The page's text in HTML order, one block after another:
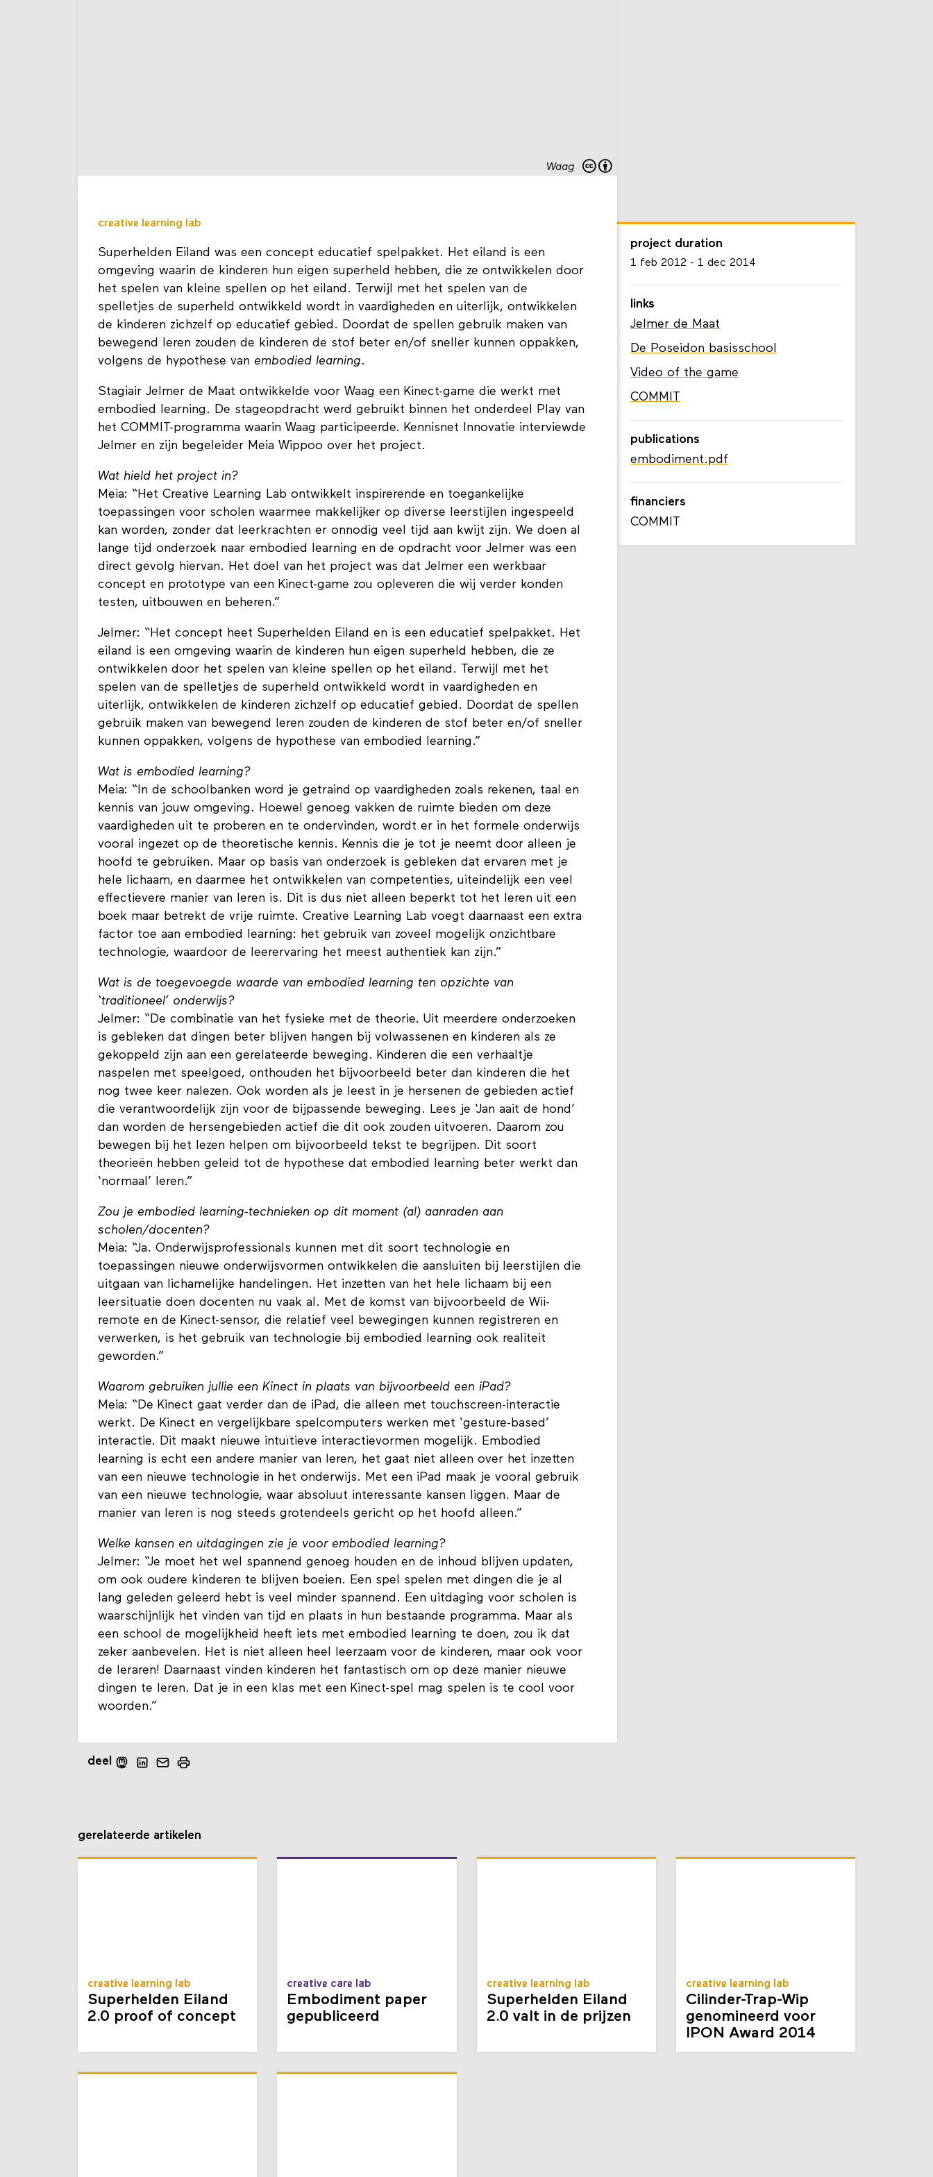
Waag
creative learning lab
Superhelden Eiland was een concept educatief spelpakket. Het eiland is een
omgeving waarin de kinderen hun eigen superheld hebben, die ze ontwikkelen door
het spelen van kleine spellen op het eiland. Terwijl met het spelen van de
spelletjes de superheld ontwikkeld wordt in vaardigheden en uiterlijk, ontwikkelen
de kinderen zichzelf op educatief gebied. Doordat de spellen gebruik maken van
bewegend leren zouden de kinderen de stof beter en/of sneller kunnen oppakken,
volgens de hypothese van embodied learning.
Stagiair Jelmer de Maat ontwikkelde voor Waag een Kinect-game die werkt met
embodied learning. De stageopdracht werd gebruikt binnen het onderdeel Play van
het COMMIT-programma waarin Waag participeerde. Kennisnet Innovatie interviewde
Jelmer en zijn begeleider Meia Wippoo over het project.
Wat hield het project in?
Meia: “Het Creative Learning Lab ontwikkelt inspirerende en toegankelijke
toepassingen voor scholen waarmee makkelijker op diverse leerstijlen ingespeeld
kan worden, zonder dat leerkrachten er onnodig veel tijd aan kwijt zijn. We doen al
lange tijd onderzoek naar embodied learning en de opdracht voor Jelmer was een
direct gevolg hiervan. Het doel van het project was dat Jelmer een werkbaar
concept en prototype van een Kinect-game zou opleveren die wij verder konden
testen, uitbouwen en beheren.”
Jelmer: “Het concept heet Superhelden Eiland en is een educatief spelpakket. Het
eiland is een omgeving waarin de kinderen hun eigen superheld hebben, die ze
ontwikkelen door het spelen van kleine spellen op het eiland. Terwijl met het
spelen van de spelletjes de superheld ontwikkeld wordt in vaardigheden en
uiterlijk, ontwikkelen de kinderen zichzelf op educatief gebied. Doordat de spellen
gebruik maken van bewegend leren zouden de kinderen de stof beter en/of sneller
kunnen oppakken, volgens de hypothese van embodied learning.”
Wat is embodied learning?
Meia: “In de schoolbanken word je getraind op vaardigheden zoals rekenen, taal en
kennis van jouw omgeving. Hoewel genoeg vakken de ruimte bieden om deze
vaardigheden uit te proberen en te ondervinden, wordt er in het formele onderwijs
vooral ingezet op de theoretische kennis. Kennis die je tot je neemt door alleen je
hoofd te gebruiken. Maar op basis van onderzoek is gebleken dat ervaren met je
hele lichaam, en daarmee het ontwikkelen van competenties, uiteindelijk een veel
effectievere manier van leren is. Dit is dus niet alleen beperkt tot het leren uit een
boek maar betrekt de vrije ruimte. Creative Learning Lab voegt daarnaast een extra
factor toe aan embodied learning: het gebruik van zoveel mogelijk onzichtbare
technologie, waardoor de leerervaring het meest authentiek kan zijn.”
Wat is de toegevoegde waarde van embodied learning ten opzichte van
‘traditioneel’ onderwijs?
Jelmer: “De combinatie van het fysieke met de theorie. Uit meerdere onderzoeken
is gebleken dat dingen beter blijven hangen bij volwassenen en kinderen als ze
gekoppeld zijn aan een gerelateerde beweging. Kinderen die een verhaaltje
naspelen met speelgoed, onthouden het bijvoorbeeld beter dan kinderen die het
nog twee keer nalezen. Ook worden als je leest in je hersenen de gebieden actief
die verantwoordelijk zijn voor de bijpassende beweging. Lees je ‘Jan aait de hond’
dan worden de hersengebieden actief die dit ook zouden uitvoeren. Daarom zou
bewegen bij het lezen helpen om bijvoorbeeld tekst te begrijpen. Dit soort
theorieën hebben geleid tot de hypothese dat embodied learning beter werkt dan
‘normaal’ leren.”
Zou je embodied learning-technieken op dit moment (al) aanraden aan
scholen/docenten?
Meia: “Ja. Onderwijsprofessionals kunnen met dit soort technologie en
toepassingen nieuwe onderwijsvormen ontwikkelen die aansluiten bij leerstijlen die
uitgaan van lichamelijke handelingen. Het inzetten van het hele lichaam bij een
leersituatie doen docenten nu vaak al. Met de komst van bijvoorbeeld de Wii-
remote en de Kinect-sensor, die relatief veel bewegingen kunnen registreren en
verwerken, is het gebruik van technologie bij embodied learning ook realiteit
geworden.”
Waarom gebruiken jullie een Kinect in plaats van bijvoorbeeld een iPad?
Meia: “De Kinect gaat verder dan de iPad, die alleen met touchscreen-interactie
werkt. De Kinect en vergelijkbare spelcomputers werken met ‘gesture-based’
interactie. Dit maakt nieuwe intuïtieve interactievormen mogelijk. Embodied
learning is echt een andere manier van leren, het gaat niet alleen over het inzetten
van een nieuwe technologie in het onderwijs. Met een iPad maak je vooral gebruik
van een nieuwe technologie, waar absoluut interessante kansen liggen. Maar de
manier van leren is nog steeds grotendeels gericht op het hoofd alleen.”
Welke kansen en uitdagingen zie je voor embodied learning?
Jelmer: “Je moet het wel spannend genoeg houden en de inhoud blijven updaten,
om ook oudere kinderen te blijven boeien. Een spel spelen met dingen die je al
lang geleden geleerd hebt is veel minder spannend. Een uitdaging voor scholen is
waarschijnlijk het vinden van tijd en plaats in hun bestaande programma. Maar als
een school de mogelijkheid heeft iets met embodied learning te doen, zou ik dat
zeker aanbevelen. Het is niet alleen heel leerzaam voor de kinderen, maar ook voor
de leraren! Daarnaast vinden kinderen het fantastisch om op deze manier nieuwe
dingen te leren. Dat je in een klas met een Kinect-spel mag spelen is te cool voor
woorden.”
deel
project duration
1 feb 2012 - 1 dec 2014
links
Jelmer de Maat
De Poseidon basisschool
Video of the game
COMMIT
publications
embodiment.pdf
financiers
COMMIT
gerelateerde artikelen
creative learning lab
Superhelden Eiland
2.0 proof of concept
creative care lab
Embodiment paper
gepubliceerd
creative learning lab
Superhelden Eiland
2.0 valt in de prijzen
creative learning lab
Cilinder-Trap-Wip
genomineerd voor
IPON Award 2014